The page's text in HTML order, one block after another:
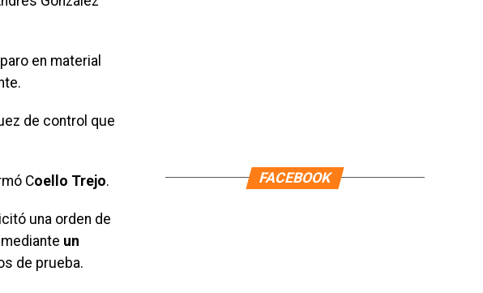
en material
de control que
Coello Trejo.
una orden de
un
de prueba.
FACEBOOK